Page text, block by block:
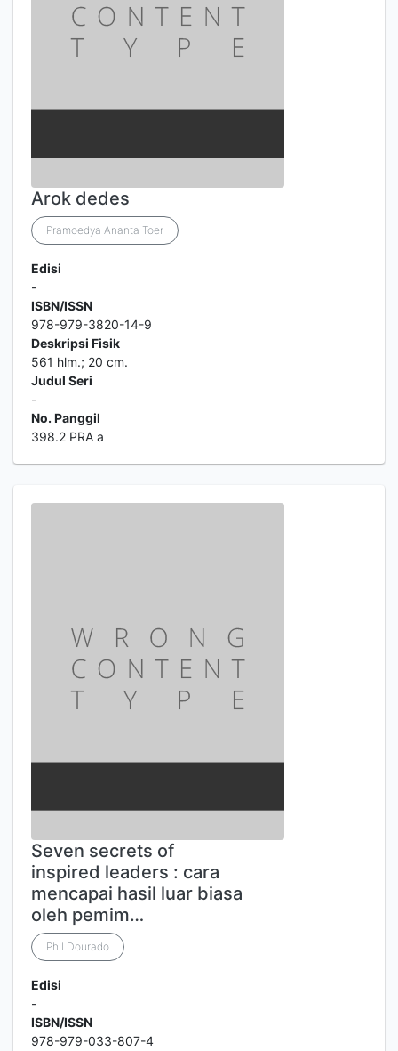
Arok dedes
Pramoedya Ananta Toer
Edisi
-
ISBN/ISSN
978-979-3820-14-9
Deskripsi Fisik
561 hlm.; 20 cm.
Judul Seri
-
No. Panggil
398.2 PRA a
Seven secrets of
inspired leaders : cara
mencapai hasil luar biasa
oleh pemim…
Phil Dourado
Edisi
-
ISBN/ISSN
978-979-033-807-4